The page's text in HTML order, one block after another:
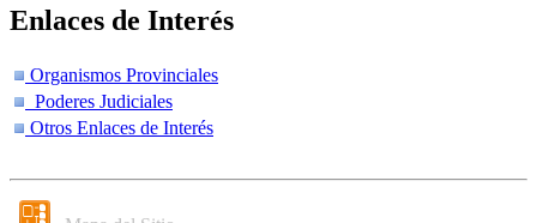
Enlaces de Interés
Organismos Provinciales
Poderes Judiciales
Otros Enlaces de Interés